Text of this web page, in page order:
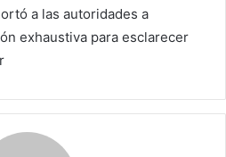
a las autoridades a
exhaustiva para esclarecer